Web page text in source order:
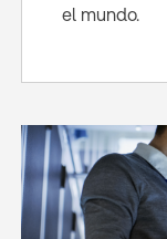
el mundo.